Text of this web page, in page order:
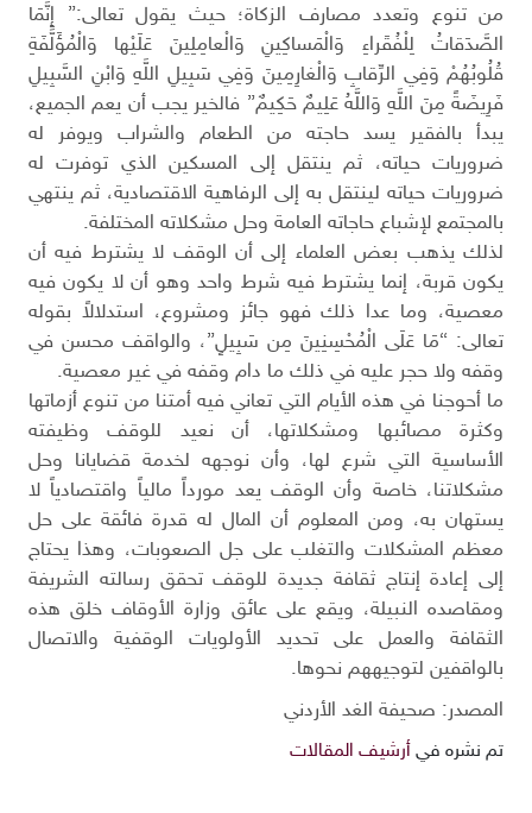
من تنوع وتعدد مصارف الزكاة؛ حيث يقول تعالى:” إِنَّمَا
الصَّدَقاتُ لِلْفُقَراءِ وَالْمَساكِينِ وَالْعامِلِينَ عَلَيْها وَالْمُؤَلَّفَةِ
قُلُوبُهُمْ وَفِي الرِّقابِ وَالْغارِمِينَ وَفِي سَبِيلِ اللَّهِ وَابْنِ السَّبِيلِ
فَرِيضَةً مِنَ اللَّهِ وَاللَّهُ عَلِيمٌ حَكِيمٌ” فالخير يجب أن يعم الجميع،
يبدأ بالفقير يسد حاجته من الطعام والشراب ويوفر له
ضروريات حياته، ثم ينتقل إلى المسكين الذي توفرت له
ضروريات حياته لينتقل به إلى الرفاهية الاقتصادية، ثم ينتهي
بالمجتمع لإشباع حاجاته العامة وحل مشكلاته المختلفة.
لذلك يذهب بعض العلماء إلى أن الوقف لا يشترط فيه أن
يكون قربة، إنما يشترط فيه شرط واحد وهو أن لا يكون فيه
معصية، وما عدا ذلك فهو جائز ومشروع، استدلالاً بقوله
تعالى: “مَا عَلَى الْمُحْسِنِينَ مِن سَبِيلٍ”، والواقف محسن في
وقفه ولا حجر عليه في ذلك ما دام وقفه في غير معصية.
ما أحوجنا في هذه الأيام التي تعاني فيه أمتنا من تنوع أزماتها
وكثرة مصائبها ومشكلاتها، أن نعيد للوقف وظيفته
الأساسية التي شرع لها، وأن نوجهه لخدمة قضايانا وحل
مشكلاتنا، خاصة وأن الوقف يعد مورداً مالياً واقتصادياً لا
يستهان به، ومن المعلوم أن المال له قدرة فائقة على حل
معظم المشكلات والتغلب على جل الصعوبات، وهذا يحتاج
إلى إعادة إنتاج ثقافة جديدة للوقف تحقق رسالته الشريفة
ومقاصده النبيلة، ويقع على عائق وزارة الأوقاف خلق هذه
الثقافة والعمل على تحديد الأولويات الوقفية والاتصال
بالواقفين لتوجيههم نحوها.
المصدر: صحيفة الغد الأردني
تم نشره في أرشيف المقالات